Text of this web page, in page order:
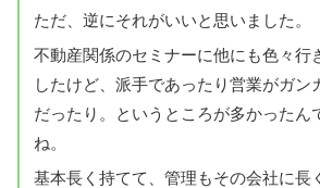
ただ、逆にそれがいいと思いました。
不動産関係のセミナーに他にも色々行
したけど、派手であったり営業がガン
だったり。というところが多かったん
ね。
基本長く持てて、管理もその会社に長